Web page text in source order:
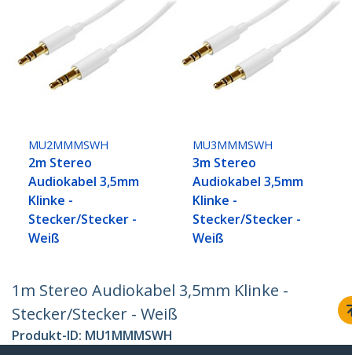
MU2MMMSWH
2m Stereo
Audiokabel 3,5mm
Klinke -
Stecker/Stecker -
Weiß
MU3MMMSWH
3m Stereo
Audiokabel 3,5mm
Klinke -
Stecker/Stecker -
Weiß
1m Stereo Audiokabel 3,5mm Klinke -
Stecker/Stecker - Weiß
Produkt-ID: MU1MMMSWH